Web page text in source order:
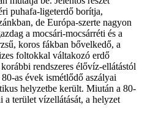
puhafa-ligeterdő borítja,
de Európa-szerte nagyon
a mocsári-mocsárréti és a
koros fákban bővelkedő, a
foltokkal váltakozó erdő
rendszeres élővíz-ellátástól
as évek ismétlődő aszályai
helyzetbe került. Miután a 80-
a terület vízellátását, a helyzet